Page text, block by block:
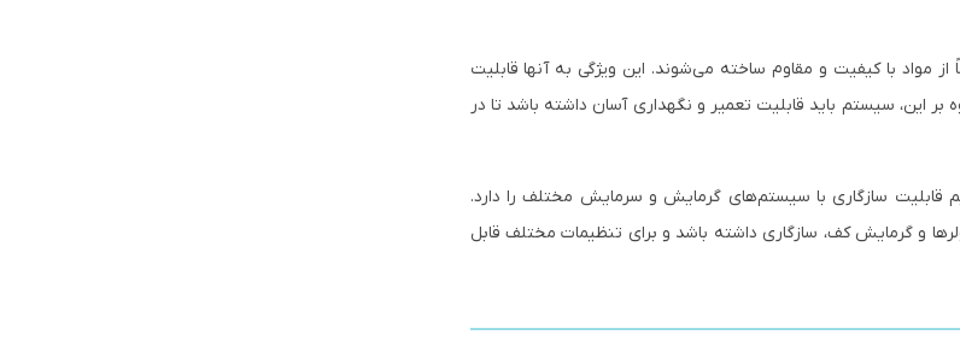
از مواد با کیفیت و مقاوم ساخته می‌شوند. این ویژگی به آنها قابلیت
این، سیستم باید قابلیت تعمیر و نگهداری آسان داشته باشد تا در
قابلیت سازگاری با سیستم‌های گرمایش و سرمایش مختلف را دارد.
و گرمایش کف، سازگاری داشته باشد و برای تنظیمات مختلف قابل